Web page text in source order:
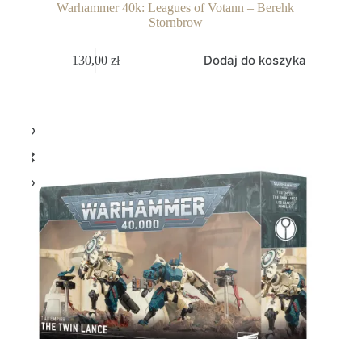
Warhammer 40k: Leagues of Votann – Berehk
Stornbrow
130,00zł Dodaj do koszyka